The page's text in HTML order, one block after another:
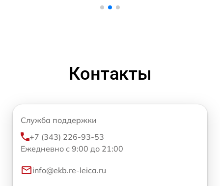
Контакты
Служба поддержки
+7 (343) 226-93-53
Ежедневно с 9:00 до 21:00
info@ekb.re-leica.ru